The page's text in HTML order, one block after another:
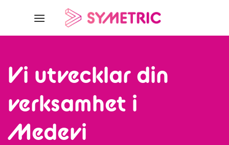
Vi utvecklar din
verksamhet i
Medevi